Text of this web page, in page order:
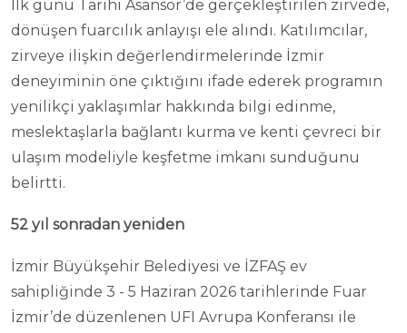
İlk günü Tarihi Asansör’de gerçekleştirilen zirvede,
dönüşen fuarcılık anlayışı ele alındı. Katılımcılar,
zirveye ilişkin değerlendirmelerinde İzmir
deneyiminin öne çıktığını ifade ederek programın
yenilikçi yaklaşımlar hakkında bilgi edinme,
meslektaşlarla bağlantı kurma ve kenti çevreci bir
ulaşım modeliyle keşfetme imkanı sunduğunu
belirtti.
52 yıl sonradan yeniden
İzmir Büyükşehir Belediyesi ve İZFAŞ ev
sahipliğinde 3 - 5 Haziran 2026 tarihlerinde Fuar
İzmir’de düzenlenen UFI Avrupa Konferansı ile